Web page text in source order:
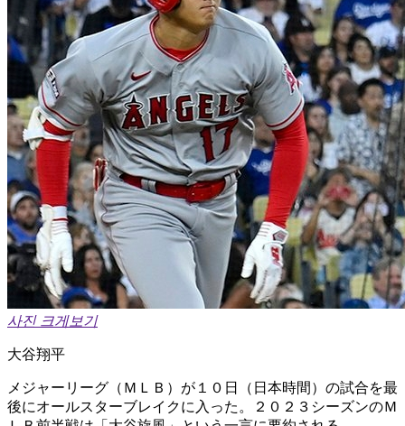
사진 크게보기
大谷翔平
メジャーリーグ（ＭＬＢ）が１０日（日本時間）の試合を最
後にオールスターブレイクに入った。２０２３シーズンのＭ